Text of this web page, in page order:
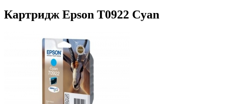
Картридж Epson T0922 Cyan